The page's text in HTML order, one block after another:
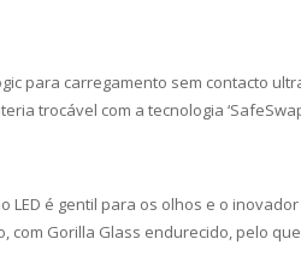
para carregamento sem contacto
trocável com a tecnologia
LED é gentil para os olhos e o
Gorilla Glass endurecido, pelo